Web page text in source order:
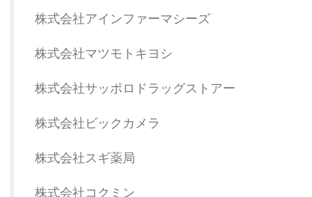
株式会社アインファーマシーズ
株式会社マツモトキヨシ
株式会社サッポロドラッグストアー
株式会社ビックカメラ
株式会社スギ薬局
株式会社コクミン